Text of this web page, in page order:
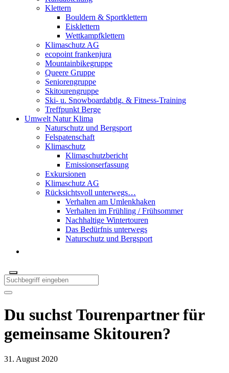
Klettern
Bouldern & Sportklettern
Eisklettern
Wettkampfklettern
Klimaschutz AG
ecopoint frankenjura
Mountainbikegruppe
Queere Gruppe
Seniorengruppe
Skitourengruppe
Ski- u. Snowboardabtlg. & Fitness-Training
Treffpunkt Berge
Umwelt Natur Klima
Naturschutz und Bergsport
Felspatenschaft
Klimaschutz
Klimaschutzbericht
Emissionserfassung
Exkursionen
Klimaschutz AG
Rücksichtsvoll unterwegs…
Verhalten am Umlenkhaken
Verhalten im Frühling / Frühsommer
Nachhaltige Wintertouren
Das Bedürfnis unterwegs
Naturschutz und Bergsport
Du suchst Tourenpartner für
gemeinsame Skitouren?
31. August 2020